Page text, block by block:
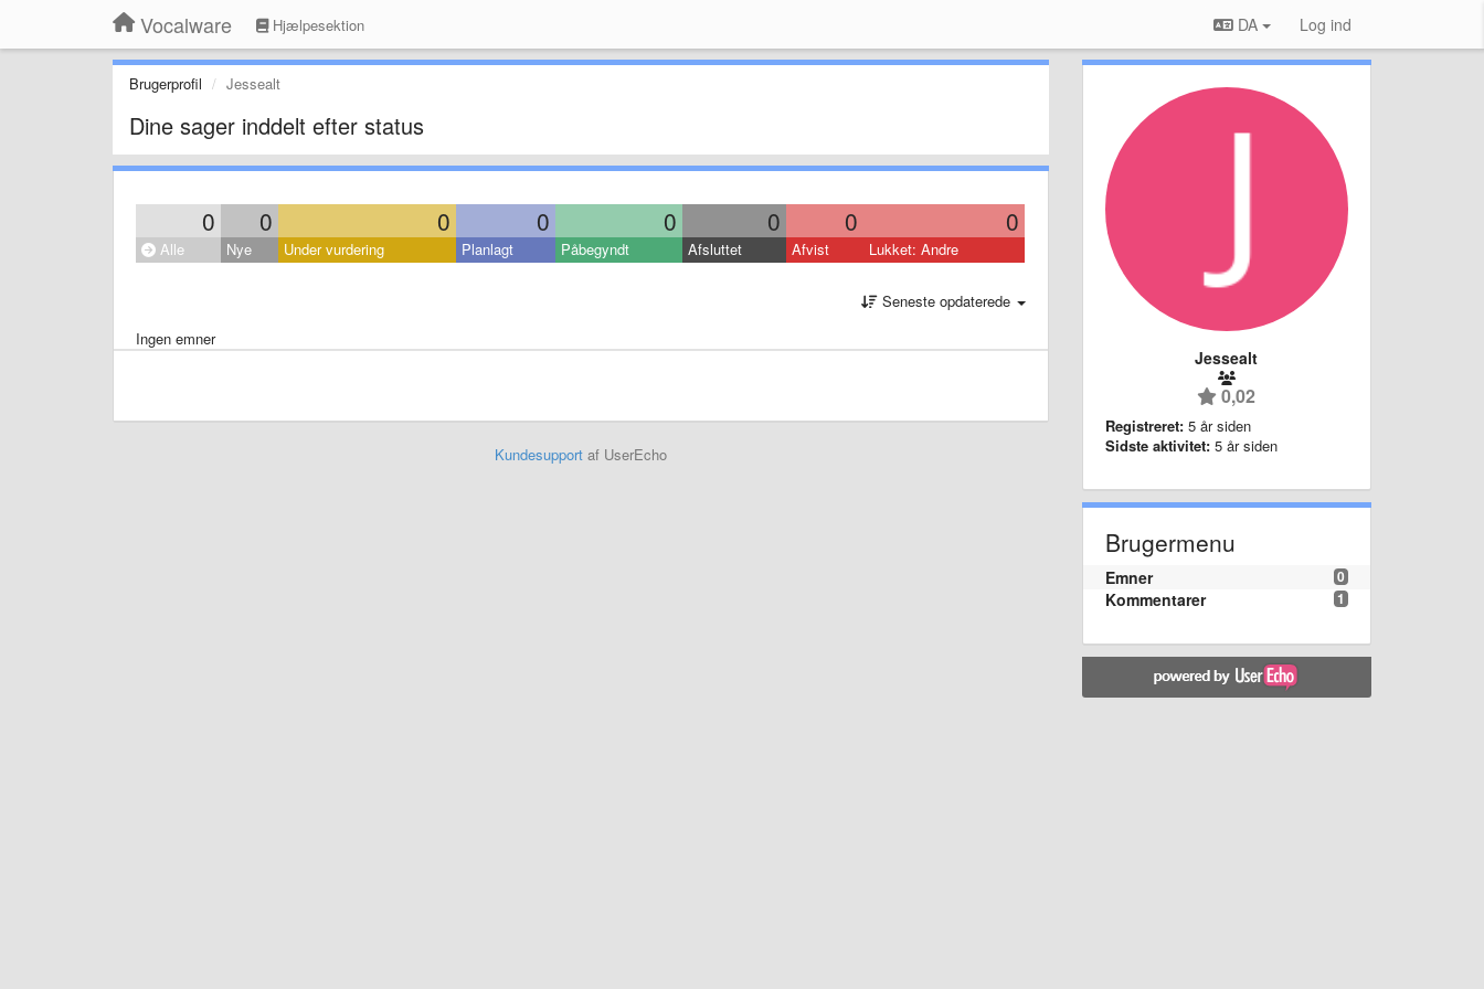
Vocalware Hjælpesektion DA Log ind
Brugerprofil Jessealt
Dine sager inddelt efter status
0 0 0 0 0 0 0 0
Alle Nye Under vurdering Planlagt Påbegyndt Afsluttet Afvist Lukket: Andre
Seneste opdaterede
Ingen emner
Kundesupportaf UserEcho
Jessealt
0,02
Registreret: 5 år siden
Sidste aktivitet: 5 år siden
Brugermenu
0
Emner
1
Kommentarer